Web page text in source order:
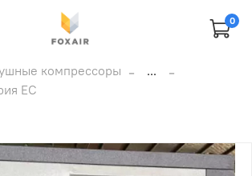
0
компрессоры
...
EC